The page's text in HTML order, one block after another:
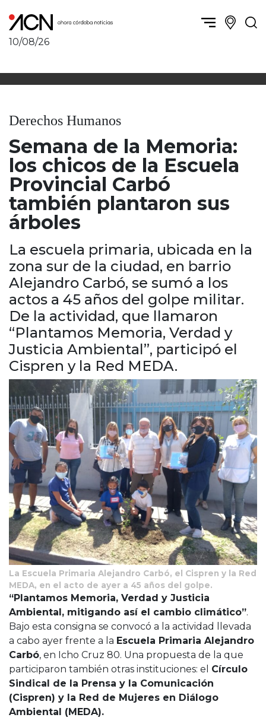
10/08/26
Política y Economía
Córdoba obrera
Córdoba, la Docta
Deportes
Córdoba diverse
Córdoba independiente
Nacionales
Internacionales
Córdoba, la ciudad
Villa María y zona
San Francisco y zona
Traslasierra
Punilla / Carlos Paz
Alta Gracia
Marcos Juárez
Jesús María y norte
Cruz del Eje
Corredor de Ansenuza
La Carlota y zona
Laboulaye y sur
Bell Ville
Río Tercero
Despeñaderos
Derechos Humanos
Semana de la Memoria:
los chicos de la Escuela
Provincial Carbó
también plantaron sus
árboles
La escuela primaria, ubicada en la
zona sur de la ciudad, en barrio
Alejandro Carbó, se sumó a los
actos a 45 años del golpe militar.
De la actividad, que llamaron
“Plantamos Memoria, Verdad y
Justicia Ambiental”, participó el
Cispren y la Red MEDA.
La Escuela Primaria Alejandro Carbó, el Cispren y la Red
MEDA, en el acto de ayer a 45 años del golpe.
“Plantamos Memoria, Verdad y Justicia
Ambiental, mitigando así el cambio climático”.
Bajo esta consigna se convocó a la actividad llevada
a cabo ayer frente a la Escuela Primaria Alejandro
Carbó, en Icho Cruz 80. Una propuesta de la que
participaron también otras instituciones: el Círculo
Sindical de la Prensa y la Comunicación
(Cispren) y la Red de Mujeres en Diálogo
Ambiental (MEDA).